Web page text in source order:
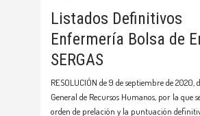
Listados Definitivos
Enfermería Bolsa de
SERGAS
RESOLUCIÓN de 9 de septiembre de 2020,
General de Recursos Humanos, por la que
orden de prelación y la puntuación